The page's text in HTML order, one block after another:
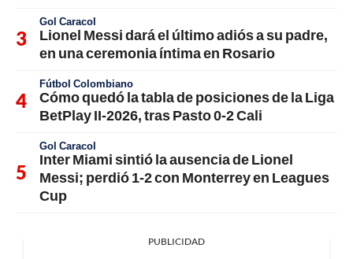
Gol Caracol
Lionel Messi dará el último adiós a su padre,
en una ceremonia íntima en Rosario
Fútbol Colombiano
Cómo quedó la tabla de posiciones de la Liga
BetPlay II-2026, tras Pasto 0-2 Cali
Gol Caracol
Inter Miami sintió la ausencia de Lionel
Messi; perdió 1-2 con Monterrey en Leagues
Cup
PUBLICIDAD